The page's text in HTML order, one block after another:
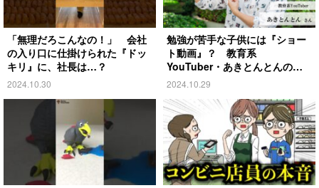
「無理だろこんなの！」 会社
の入り口に仕掛けられた『ドッ
キリ』に、社長は…？
2024.10.30
勉強が苦手な子供には『ショー
ト動画』？ 教育系
YouTuber・あきとんとんの戦
略とは
2024.10.29